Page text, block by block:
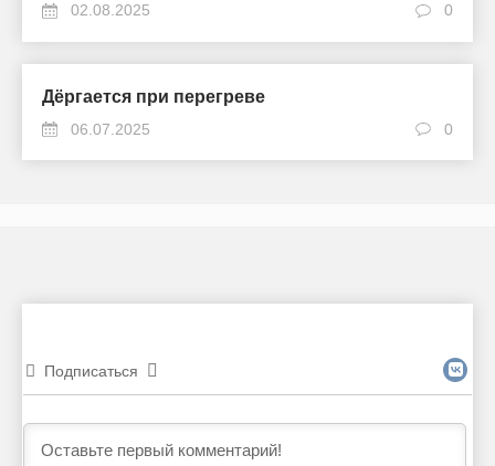
02.08.2025 0
Дёргается при перегреве
06.07.2025 0
Подписаться